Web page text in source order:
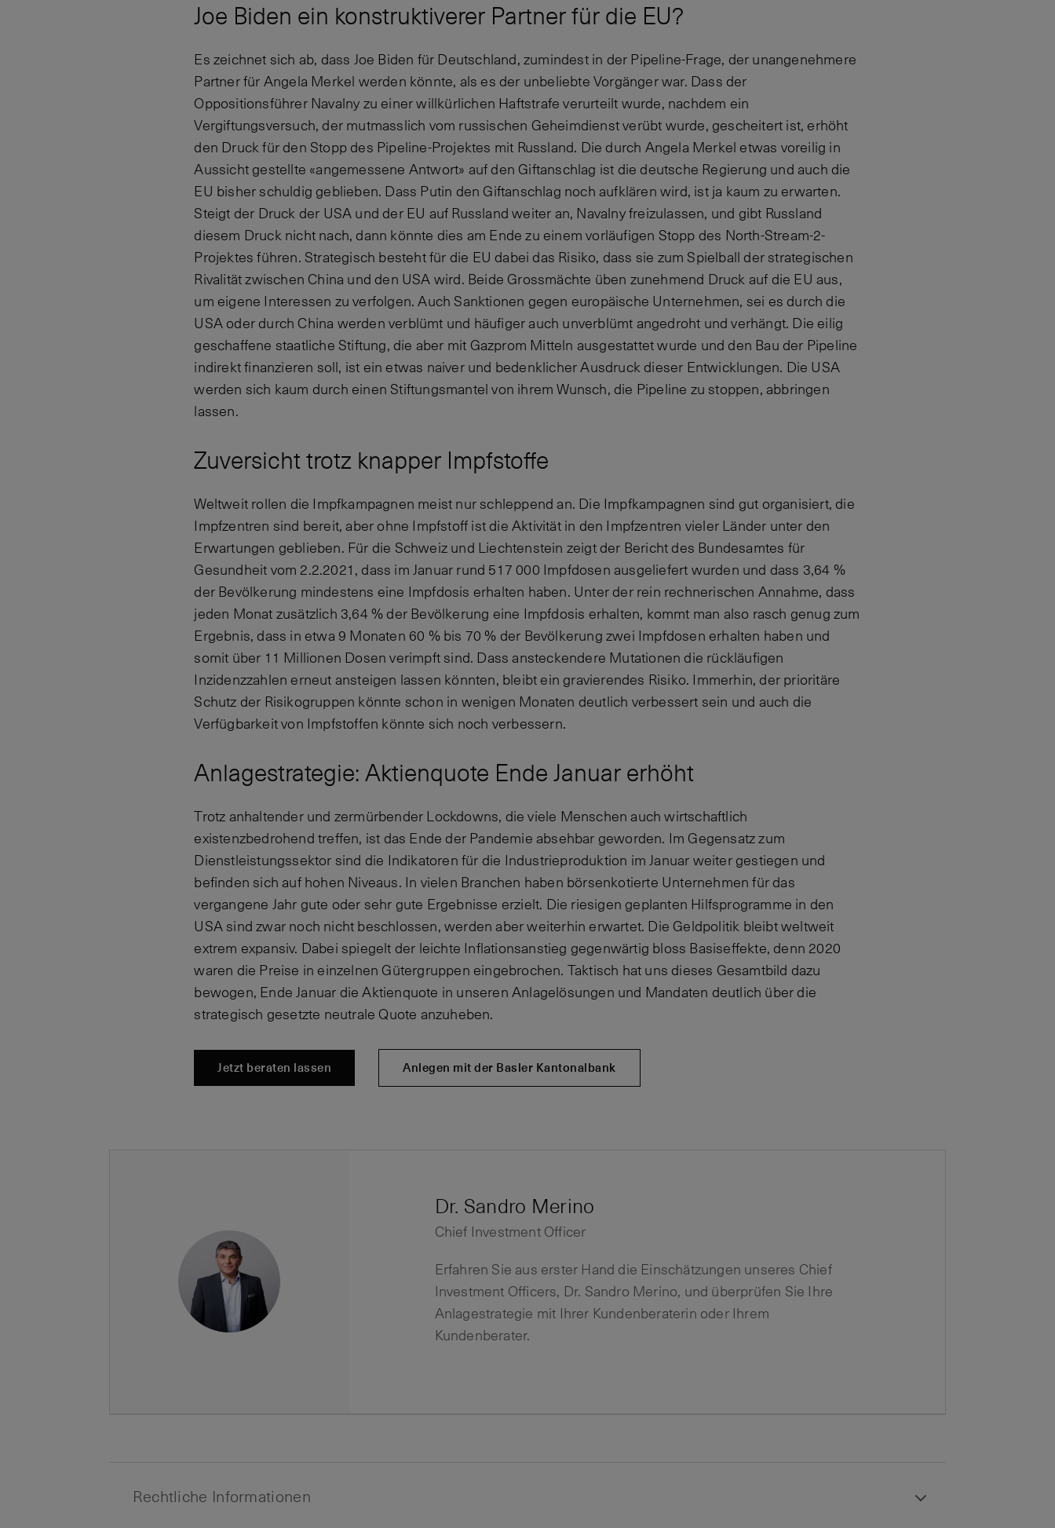
Joe Biden ein konstruktiverer Partner für die EU?
Es zeichnet sich ab, dass Joe Biden für Deutschland, zumindest in der Pipeline-Frage, der unangenehmere
Partner für Angela Merkel werden könnte, als es der unbeliebte Vorgänger war. Dass der
Oppositionsführer Navalny zu einer willkürlichen Haftstrafe verurteilt wurde, nachdem ein
Vergiftungsversuch, der mutmasslich vom russischen Geheimdienst verübt wurde, gescheitert ist, erhöht
den Druck für den Stopp des Pipeline-Projektes mit Russland. Die durch Angela Merkel etwas voreilig in
Aussicht gestellte «angemessene Antwort» auf den Giftanschlag ist die deutsche Regierung und auch die
EU bisher schuldig geblieben. Dass Putin den Giftanschlag noch aufklären wird, ist ja kaum zu erwarten.
Steigt der Druck der USA und der EU auf Russland weiter an, Navalny freizulassen, und gibt Russland
diesem Druck nicht nach, dann könnte dies am Ende zu einem vorläufigen Stopp des North-Stream-2-
Projektes führen. Strategisch besteht für die EU dabei das Risiko, dass sie zum Spielball der strategischen
Rivalität zwischen China und den USA wird. Beide Grossmächte üben zunehmend Druck auf die EU aus,
um eigene Interessen zu verfolgen. Auch Sanktionen gegen europäische Unternehmen, sei es durch die
USA oder durch China werden verblümt und häufiger auch unverblümt angedroht und verhängt. Die eilig
geschaffene staatliche Stiftung, die aber mit Gazprom Mitteln ausgestattet wurde und den Bau der Pipeline
indirekt finanzieren soll, ist ein etwas naiver und bedenklicher Ausdruck dieser Entwicklungen. Die USA
werden sich kaum durch einen Stiftungsmantel von ihrem Wunsch, die Pipeline zu stoppen, abbringen
lassen.
Zuversicht trotz knapper Impfstoffe
Weltweit rollen die Impfkampagnen meist nur schleppend an. Die Impfkampagnen sind gut organisiert, die
Impfzentren sind bereit, aber ohne Impfstoff ist die Aktivität in den Impfzentren vieler Länder unter den
Erwartungen geblieben. Für die Schweiz und Liechtenstein zeigt der Bericht des Bundesamtes für
Gesundheit vom 2.2.2021, dass im Januar rund 517 000 Impfdosen ausgeliefert wurden und dass 3,64 %
der Bevölkerung mindestens eine Impfdosis erhalten haben. Unter der rein rechnerischen Annahme, dass
jeden Monat zusätzlich 3,64 % der Bevölkerung eine Impfdosis erhalten, kommt man also rasch genug zum
Ergebnis, dass in etwa 9 Monaten 60 % bis 70 % der Bevölkerung zwei Impfdosen erhalten haben und
somit über 11 Millionen Dosen verimpft sind. Dass ansteckendere Mutationen die rückläufigen
Inzidenzzahlen erneut ansteigen lassen könnten, bleibt ein gravierendes Risiko. Immerhin, der prioritäre
Schutz der Risikogruppen könnte schon in wenigen Monaten deutlich verbessert sein und auch die
Verfügbarkeit von Impfstoffen könnte sich noch verbessern.
Anlagestrategie: Aktienquote Ende Januar erhöht
Trotz anhaltender und zermürbender Lockdowns, die viele Menschen auch wirtschaftlich
existenzbedrohend treffen, ist das Ende der Pandemie absehbar geworden. Im Gegensatz zum
Dienstleistungssektor sind die Indikatoren für die Industrieproduktion im Januar weiter gestiegen und
befinden sich auf hohen Niveaus. In vielen Branchen haben börsenkotierte Unternehmen für das
vergangene Jahr gute oder sehr gute Ergebnisse erzielt. Die riesigen geplanten Hilfsprogramme in den
USA sind zwar noch nicht beschlossen, werden aber weiterhin erwartet. Die Geldpolitik bleibt weltweit
extrem expansiv. Dabei spiegelt der leichte Inflationsanstieg gegenwärtig bloss Basiseffekte, denn 2020
waren die Preise in einzelnen Gütergruppen eingebrochen. Taktisch hat uns dieses Gesamtbild dazu
bewogen, Ende Januar die Aktienquote in unseren Anlagelösungen und Mandaten deutlich über die
strategisch gesetzte neutrale Quote anzuheben.
Jetzt beraten lassen Anlegen mit der Basler Kantonalbank
Dr. Sandro Merino
Chief Investment Officer
Erfahren Sie aus erster Hand die Einschätzungen unseres Chief
Investment Officers, Dr. Sandro Merino, und überprüfen Sie Ihre
Anlagestrategie mit Ihrer Kundenberaterin oder Ihrem
Kundenberater.
Rechtliche Informationen